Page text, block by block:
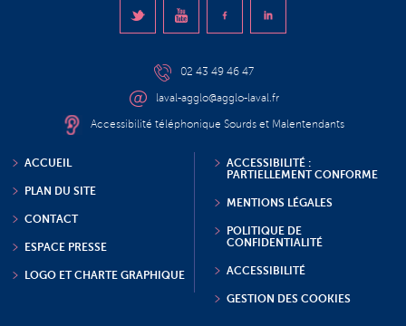
02 43 49 46 47
laval-agglo@agglo-laval.fr
Accessibilité téléphonique Sourds et Malentendants
ACCUEIL
PLAN DU SITE
CONTACT
ESPACE PRESSE
LOGO ET CHARTE GRAPHIQUE
ACCESSIBILITÉ :
PARTIELLEMENT CONFORME
MENTIONS LÉGALES
POLITIQUE DE
CONFIDENTIALITÉ
ACCESSIBILITÉ
GESTION DES COOKIES